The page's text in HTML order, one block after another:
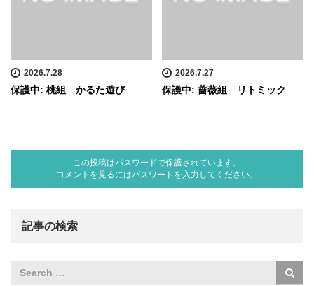
2026.7.28
保護中: 桃組 かるた遊び
2026.7.27
保護中: 薔薇組 リトミック
この投稿はパスワードで保護されています。
コメントを見るにはパスワードを入力してください。
記事の検索